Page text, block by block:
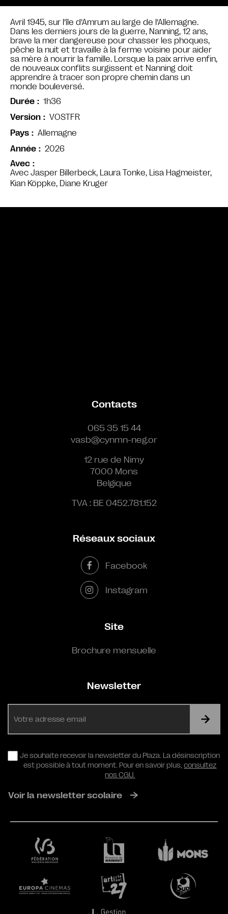
Avec
Avec Jasper Billerbeck, Laura Tonke, Lisa Hagmeister,
Kian Köppke, Diane Kruger
Avril 1945, sur l’île d’Amrum au large de l’Allemagne.
Dans les derniers jours de la guerre, Nanning, 12 ans,
brave la mer dangereuse pour chasser les phoques,
pêche la nuit et travaille à la ferme voisine pour aider
sa mère à nourrir la famille. Lorsque la paix arrive enfin,
de nouveaux conflits surgissent et Nanning doit
apprendre à tracer son propre chemin dans un
monde bouleversé.
Durée
1h36
Version
VOSTFR
Pays
Allemagne
Année
2026
Contacts
065 35 15 44
vasb@cynmn-neg.or
12 rue de Nimy
7000 Mons
Belgique
TVA : BE 0452.781.152
Réseaux sociaux
Facebook
Instagram
Site
Brochure mensuelle
Newsletter
RGPD
Je souhaite recevoir la newsletter du Plaza. La désinscription
est possible à tout moment. Pour en savoir plus,consultez
nos CGU.
Voir la newsletter scolaire